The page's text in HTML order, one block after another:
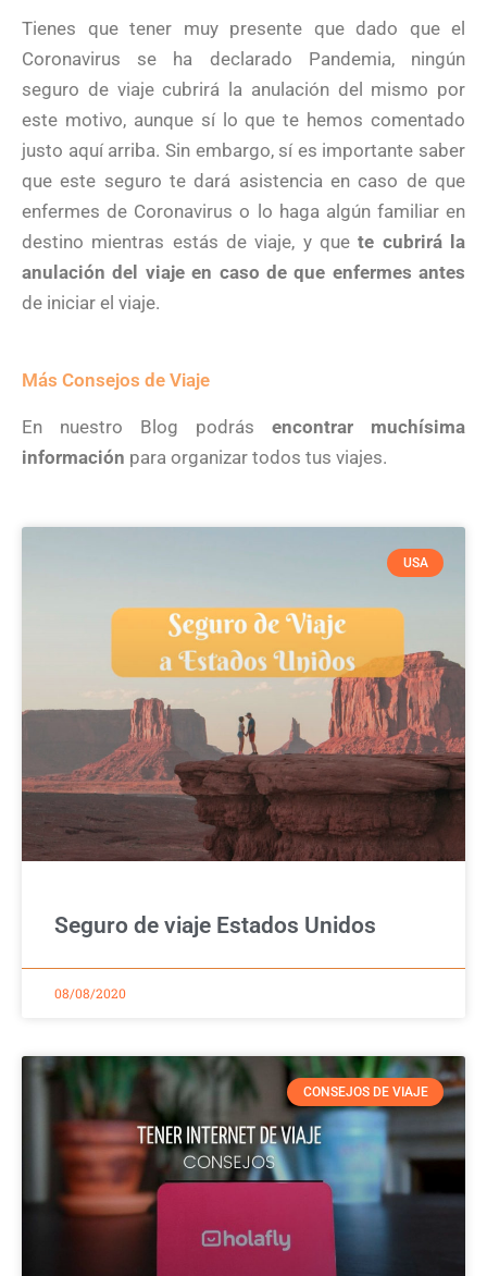
Tienes que tener muy presente que dado que el
Coronavirus se ha declarado Pandemia, ningún
seguro de viaje cubrirá la anulación del mismo por
este motivo, aunque sí lo que te hemos comentado
justo aquí arriba. Sin embargo, sí es importante saber
que este seguro te dará asistencia en caso de que
enfermes de Coronavirus o lo haga algún familiar en
destino mientras estás de viaje, y quete cubrirá la
anulación del viaje en caso de que enfermes antes
de iniciar el viaje.
Más Consejos de Viaje
En nuestro Blog podrás encontrar muchísima
información para organizar todos tus viajes.
USA
Seguro de viaje Estados Unidos
08/08/2020
CONSEJOS DE VIAJE